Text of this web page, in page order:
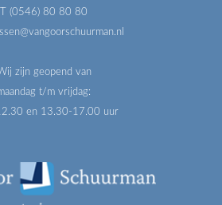
T (0546) 80 80 80
zijn geopend van
t/m vrijdag:
en 13.30-17.00 uur